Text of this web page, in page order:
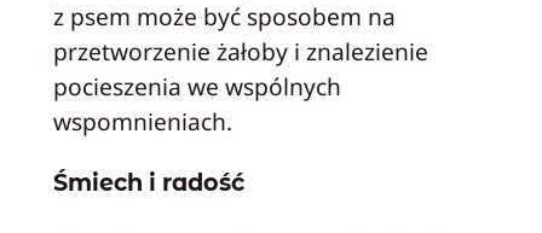
z psem może być sposobem na
przetworzenie żałoby i znalezienie
pocieszenia we wspólnych
wspomnieniach.
Śmiech i radość